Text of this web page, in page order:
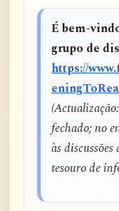
É bem-
grupo de
https://
fechado; no
às
tesouro de